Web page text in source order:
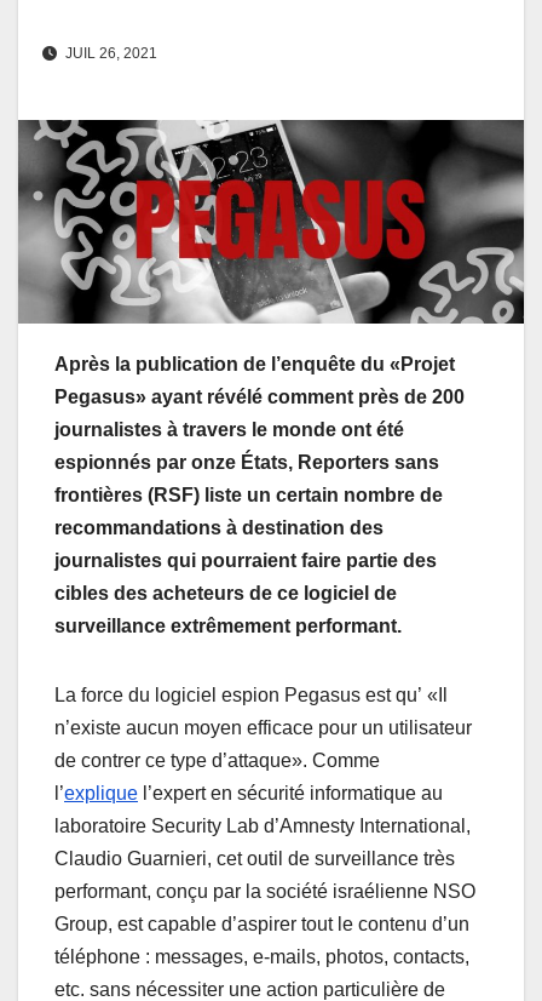
JUIL 26, 2021
Après la publication de l’enquête du «Projet
Pegasus» ayant révélé comment près de 200
journalistes à travers le monde ont été
espionnés par onze États, Reporters sans
frontières (RSF) liste un certain nombre de
recommandations à destination des
journalistes qui pourraient faire partie des
cibles des acheteurs de ce logiciel de
surveillance extrêmement performant.
La force du logiciel espion Pegasus est qu’ «Il
n’existe aucun moyen efficace pour un utilisateur
de contrer ce type d’attaque». Comme
l’explique l’expert en sécurité informatique au
laboratoire Security Lab d’Amnesty International,
Claudio Guarnieri, cet outil de surveillance très
performant, conçu par la société israélienne NSO
Group, est capable d’aspirer tout le contenu d’un
téléphone : messages, e-mails, photos, contacts,
etc. sans nécessiter une action particulière de